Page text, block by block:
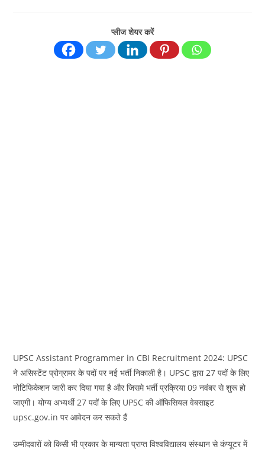
प्लीज शेयर करें
UPSC Assistant Programmer in CBI Recruitment 2024: UPSC
ने असिस्टेंट प्रोग्रामर के पदों पर नई भर्ती निकाली है। UPSC द्वारा 27 पदों के लिए
नोटिफिकेशन जारी कर दिया गया है और जिसमे भर्ती प्रक्रिया 09 नवंबर से शुरू हो
जाएगी। योग्य अभ्यर्थी 27 पदों के लिए UPSC की ऑफिसियल वेबसाइट
upsc.gov.in पर आवेदन कर सकते हैं
उम्मीदवारों को किसी भी प्रकार के मान्यता प्राप्त विश्वविद्यालय संस्थान से कंप्यूटर में